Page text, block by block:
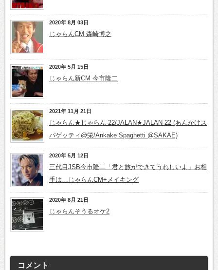
2020年 8月 03日
じゃらんCM 森崎博之
2020年 5月 15日
じゃらん新CM 今市隆二
2021年 11月 21日
じゃらん★じゃらん-22/JALAN★JALAN-22 (あんかけス
パゲッティ@栄/Ankake Spaghetti @SAKAE)
2020年 5月 12日
三代目JSB今市隆二「君と旅ができてうれしいよ」お相
手は…じゃらんCM+メイキング
2020年 8月 21日
じゃらんそうるオケ2
コメント